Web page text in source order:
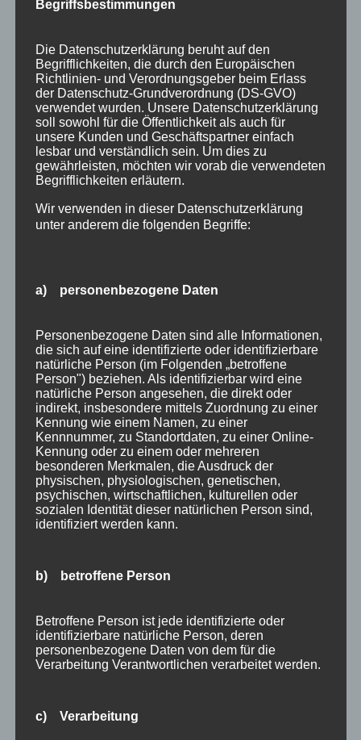
nach Oberstdorf. Mit dem
reisen Sie entspannt und komfortabel zu uns
insAllgäuund schonen dabei auch noch
die Umwelt. Hin und zurück schon ab 71 EUR
(gültig nur in Verbindung mit mindestens einer
touristischen Übernachtung).Weitere
Informationen geben wir Ihnen auch gerne bei
IhrerBuchungsanfrage!
Oder den komplettenOberstdorfer
Kommentar absenden
Kommentar abzugeben.
Suchen
nach:
Neueste Beiträge
Veranstaltungen im August 2026 in Oberstdorf
Public Viewing Fußball-WM 2026 in Oberstdorf
Oberstdorf im Mai – perfekter Frühlingsurlaub
im Allgäu
Extra Rabatt im März
Traveller Review Award 2026
Archiv
Kategorien
Allgemein
Angebote
Bergbahnen
E-Bike
Begriffsbestimmungen
Die Datenschutzerklärung beruht auf den
Begrifflichkeiten, die durch den Europäischen
Richtlinien- und Verordnungsgeber beim Erlass
der Datenschutz-Grundverordnung (DS-GVO)
verwendet wurden. Unsere Datenschutzerklärung
soll sowohl für die Öffentlichkeit als auch für
unsere Kunden und Geschäftspartner einfach
lesbar und verständlich sein. Um dies zu
gewährleisten, möchten wir vorab die verwendeten
Begrifflichkeiten erläutern.
Wir verwenden in dieser Datenschutzerklärung
unter anderem die folgenden Begriffe:
a) personenbezogene Daten
Personenbezogene Daten sind alle Informationen,
die sich auf eine identifizierte oder identifizierbare
natürliche Person (im Folgenden „betroffene
Person") beziehen. Als identifizierbar wird eine
natürliche Person angesehen, die direkt oder
indirekt, insbesondere mittels Zuordnung zu einer
Kennung wie einem Namen, zu einer
Kennnummer, zu Standortdaten, zu einer Online-
Kennung oder zu einem oder mehreren
besonderen Merkmalen, die Ausdruck der
physischen, physiologischen, genetischen,
psychischen, wirtschaftlichen, kulturellen oder
sozialen Identität dieser natürlichen Person sind,
identifiziert werden kann.
b) betroffene Person
Betroffene Person ist jede identifizierte oder
identifizierbare natürliche Person, deren
personenbezogene Daten von dem für die
Verarbeitung Verantwortlichen verarbeitet werden.
c) Verarbeitung